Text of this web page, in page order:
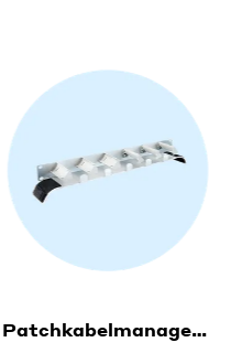
Patchkabelmanagement